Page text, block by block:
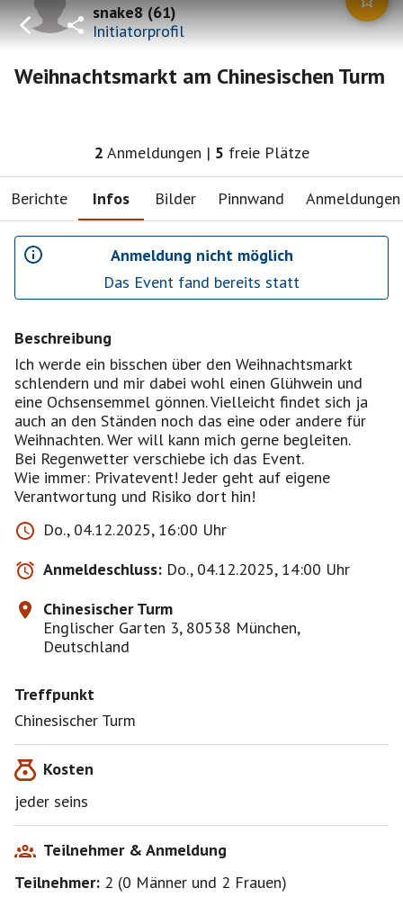
snake8(61)
Initiatorprofil
Weihnachtsmarkt am Chinesischen Turm
2 Anmeldungen | 5 freie Plätze
Berichte Infos Bilder Pinnwand Anmeldungen
Anmeldung nicht möglich
Das Event fand bereits statt
Beschreibung
Ich werde ein bisschen über den Weihnachtsmarkt
schlendern und mir dabei wohl einen Glühwein und
eine Ochsensemmel gönnen. Vielleicht findet sich ja
auch an den Ständen noch das eine oder andere für
Weihnachten. Wer will kann mich gerne begleiten.
Bei Regenwetter verschiebe ich das Event.
Wie immer: Privatevent! Jeder geht auf eigene
Verantwortung und Risiko dort hin!
Do., 04.12.2025, 16:00 Uhr
Anmeldeschluss: Do., 04.12.2025, 14:00 Uhr
Chinesischer Turm
Englischer Garten 3, 80538 München,
Deutschland
Treffpunkt
Chinesischer Turm
Kosten
jeder seins
Teilnehmer & Anmeldung
Teilnehmer: 2 (0 Männer und 2 Frauen)